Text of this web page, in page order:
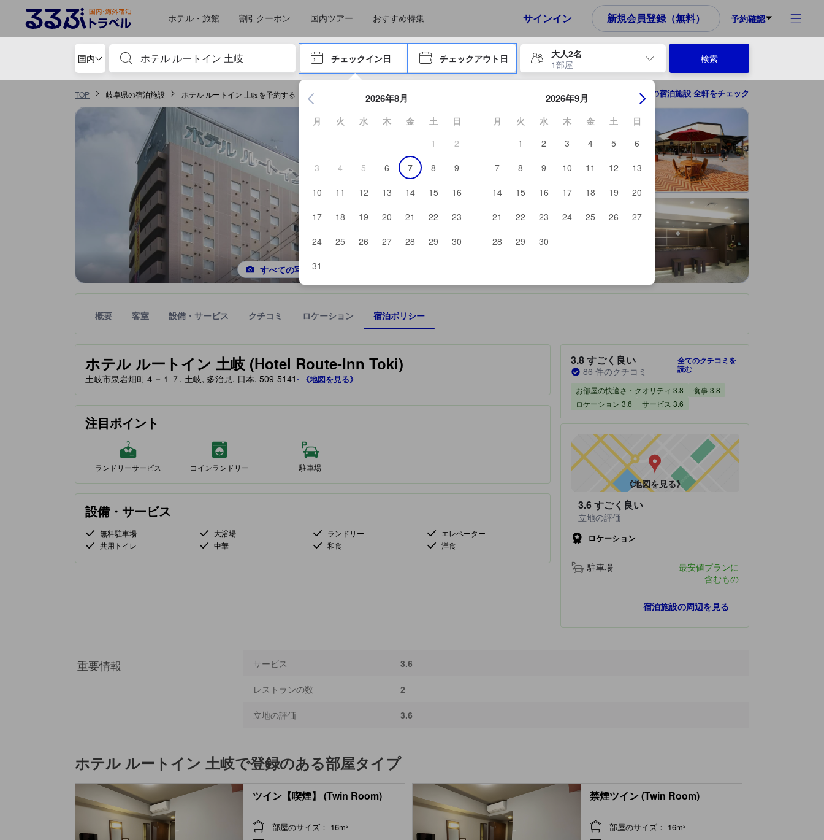
ホテル・旅館 割引クーポン 国内ツアー おすすめ特集 サインイン 新規会員登録（無料） 予約確認
国内
宿泊施設名やキーワードを入力し、矢印キーやタブキーで進み、エンターキーを押して内容を確定して、検索します。
チェックイン日 チェックアウト日
大人2名
1部屋
エンターキーを押して日付選択画面の操作を開始します。方向キーを使用して、チェックイン日とチェックアウト日を移動します。
2026年8月
月 火 水 木 金 土
日
1
2
3
4 5 6 7 8
9
10
11 12 13 14 15
16
17
18 19 20 21 22
23
24
25 26 27 28 29
30
31
2026年9月
月 火 水 木 金 土
日
1
2 3 4 5
6
7
8 9 10 11 12
13
14
15 16 17 18 19
20
21
22 23 24 25 26
27
28
29 30
検索
TOP 岐阜県の宿泊施設 ホテル ルートイン 土岐を予約する 多治見の宿泊施設 全軒をチェック
すべての写真を見る
概要 客室 設備・サービス クチコミ ロケーション 宿泊ポリシー
ホテル ルートイン 土岐 (Hotel Route-Inn Toki)
tooltip
星評価は、提携サイトから受け取った情報であり、宿泊施設に備わっていると予測される快適さや客室のレベルを示すものです。
土岐市泉岩畑町４－１７, 土岐, 多治見, 日本, 509-5141- 《地図を見る》
注目ポイント
ランドリーサービス コインランドリー 駐車場
設備・サービス
無料駐車場 大浴場 ランドリー
エレベーター
共用トイレ
中華 和食 洋食
宿泊施設のクチコミスコア：3.8 / 5 すごく良い 86 件のクチコミ
3.8すごく良い
86 件のクチコミ
全てのクチコミを
読む
お部屋の快適さ・クオリティ 3.8
食事 3.8
ロケーション 3.6
サービス 3.6
《地図を見る》
3.6すごく良い
立地の評価
ロケーション
駐車場
最安値プランに
含むもの
宿泊施設の周辺を見る
重要情報 サービス 3.6
レストランの数 2
立地の評価 3.6
ホテル ルートイン 土岐で登録のある部屋タイプ
ツイン【喫煙】 (Twin Room)
部屋のサイズ： 16m²
禁煙ツイン (Twin Room)
部屋のサイズ： 16m²
るるぶトラベルに掲載されているクチコミは実際に予約をし、宿泊を終えたゲストから提供されています。実際の経験に基づいた内容であるため、これから宿泊選びをされるユーザーにとっても参考となる信頼で